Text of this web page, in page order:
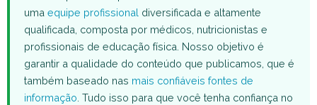
uma equipe profissional diversificada e altamente
qualificada, composta por médicos, nutricionistas e
profissionais de educação física. Nosso objetivo é
garantir a qualidade do conteúdo que publicamos, que é
também baseado nas mais confiáveis fontes de
informação . Tudo isso para que você tenha confiança no